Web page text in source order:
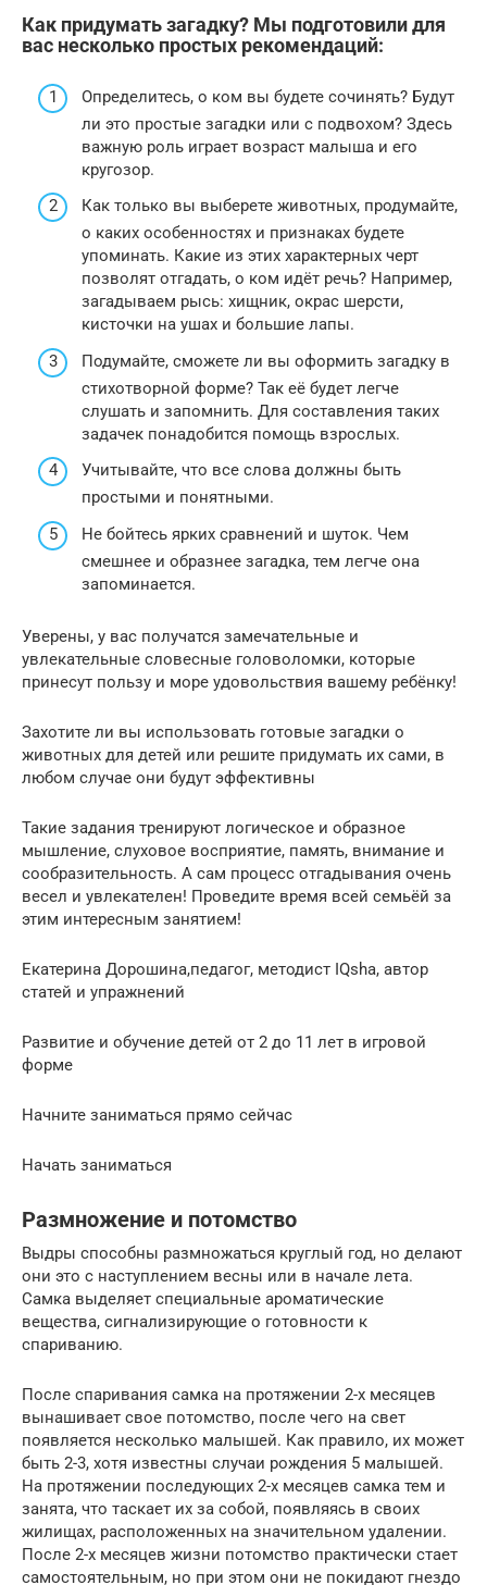
Как придумать загадку? Мы подготовили для
вас несколько простых рекомендаций:
Определитесь, о ком вы будете сочинять? Будут
ли это простые загадки или с подвохом? Здесь
важную роль играет возраст малыша и его
кругозор.
Как только вы выберете животных, продумайте,
о каких особенностях и признаках будете
упоминать. Какие из этих характерных черт
позволят отгадать, о ком идёт речь? Например,
загадываем рысь: хищник, окрас шерсти,
кисточки на ушах и большие лапы.
Подумайте, сможете ли вы оформить загадку в
стихотворной форме? Так её будет легче
слушать и запомнить. Для составления таких
задачек понадобится помощь взрослых.
Учитывайте, что все слова должны быть
простыми и понятными.
Не бойтесь ярких сравнений и шуток. Чем
смешнее и образнее загадка, тем легче она
запоминается.
Уверены, у вас получатся замечательные и
увлекательные словесные головоломки, которые
принесут пользу и море удовольствия вашему ребёнку!
Захотите ли вы использовать готовые загадки о
животных для детей или решите придумать их сами, в
любом случае они будут эффективны
Такие задания тренируют логическое и образное
мышление, слуховое восприятие, память, внимание и
сообразительность. А сам процесс отгадывания очень
весел и увлекателен! Проведите время всей семьёй за
этим интересным занятием!
Екатерина Дорошина,педагог, методист IQsha, автор
статей и упражнений
Развитие и обучение детей от 2 до 11 лет в игровой
форме
Начните заниматься прямо сейчас
Начать заниматься
Размножение и потомство
Выдры способны размножаться круглый год, но делают
они это с наступлением весны или в начале лета.
Самка выделяет специальные ароматические
вещества, сигнализирующие о готовности к
спариванию.
После спаривания самка на протяжении 2-х месяцев
вынашивает свое потомство, после чего на свет
появляется несколько малышей. Как правило, их может
быть 2-3, хотя известны случаи рождения 5 малышей.
На протяжении последующих 2-х месяцев самка тем и
занята, что таскает их за собой, появляясь в своих
жилищах, расположенных на значительном удалении.
После 2-х месяцев жизни потомство практически стает
самостоятельным, но при этом они не покидают гнездо